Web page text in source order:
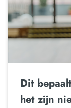
Dit
het zijn